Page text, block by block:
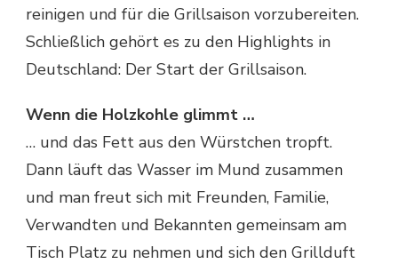
reinigen und für die Grillsaison vorzubereiten.
Schließlich gehört es zu den Highlights in
Deutschland: Der Start der Grillsaison.
Wenn die Holzkohle glimmt …
… und das Fett aus den Würstchen tropft.
Dann läuft das Wasser im Mund zusammen
und man freut sich mit Freunden, Familie,
Verwandten und Bekannten gemeinsam am
Tisch Platz zu nehmen und sich den Grillduft